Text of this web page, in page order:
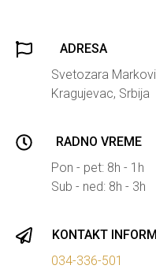
ADRESA
Svetozara
Kragujevac, Srbija
RADNO VREME
Pon - pet: 8h - 1h
Sub - ned: 8h - 3h
KONTAKT
034-336-501